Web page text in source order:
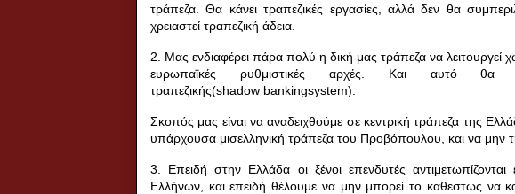
τράπεζα.Θα κάνει τραπεζικές εργασίες, αλλά δεν θα
χρειαστεί τραπεζική άδεια.
2. Μας ενδιαφέρει πάρα πολύ η δική μας τράπεζα να λειτουργεί
ευρωπαϊκές ρυθμιστικές αρχές. Και αυτό θα
τραπεζικής(shadow bankingsystem).
Σκοπός μας είναι να αναδειχθούμε σε κεντρική τράπεζα της
υπάρχουσα μισελληνική τράπεζα του Προβόπουλου, και να μην
3. Επειδή στην Ελλάδα οι ξένοι επενδυτές
Ελλήνων, και επειδή θέλουμε να μην μπορεί το καθεστώς να